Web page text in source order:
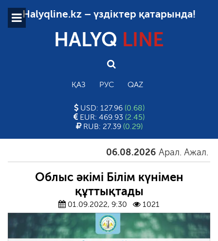
Halyqline.kz – үздіктер қатарында!
HALYQ LINE
ҚАЗ РУС QAZ
USD: 127.96 (0.68)
EUR: 469.93 (2.45)
RUB: 27.39 (0.29)
06.08.2026 Арал. Ажал.
Облыс әкімі Білім күнімен
құттықтады
01.09.2022, 9:30 1021